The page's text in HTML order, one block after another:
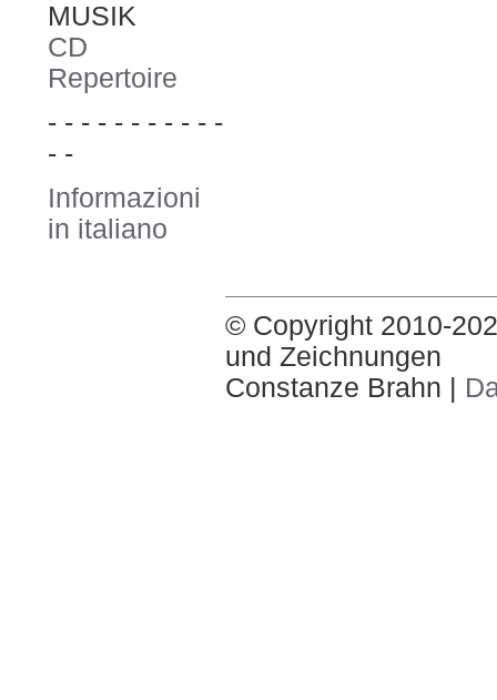
MUSIK
CD
Repertoire
- - - - - - - - - - -
- -
Informazioni
in italiano
© Copyright 2010-
und Zeichnungen
Constanze Brahn |